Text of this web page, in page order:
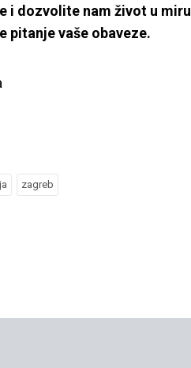
i dozvolite nam život u miru
pitanje vaše obaveze.
zagreb